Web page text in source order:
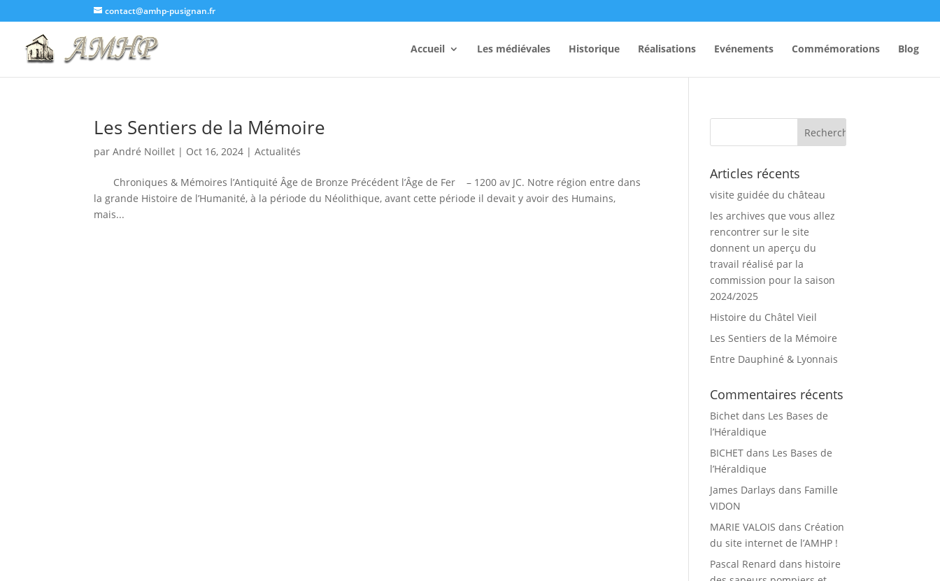
contact@amhp-pusignan.fr
Accueil Les médiévales Historique Réalisations Evénements Commémorations Blog
Les Sentiers de la Mémoire
parAndré Noillet | Oct 16, 2024 |Actualités
Chroniques & Mémoires l’Antiquité Âge de Bronze Précédent l’Âge de Fer – 1200 av JC. Notre région entre dans
la grande Histoire de l’Humanité, à la période du Néolithique, avant cette période il devait y avoir des Humains,
mais...
Articles récents
visite guidée du château
les archives que vous allez
rencontrer sur le site
donnent un aperçu du
travail réalisé par la
commission pour la saison
2024/2025
Histoire du Châtel Vieil
Les Sentiers de la Mémoire
Entre Dauphiné & Lyonnais
Commentaires récents
Bichet dans Les Bases de
l’Héraldique
BICHET dans Les Bases de
l’Héraldique
James Darlays dans Famille
VIDON
MARIE VALOIS dans Création
du site internet de l’AMHP !
Pascal Renard dans histoire